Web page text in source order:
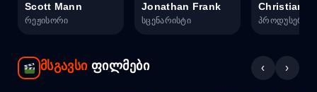
Scott Mann
რეჟისორი
Jonathan Frank
სცენარისტი
Christian
პროდუსერი
მსგავსიფილმები ‹ ›